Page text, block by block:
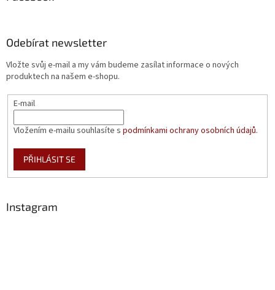
Odebírat newsletter
Vložte svůj e-mail a my vám budeme zasílat informace o nových
produktech na našem e-shopu.
E-mail
Vložením e-mailu souhlasíte s podmínkami ochrany osobních údajů.
PŘIHLÁSIT SE
Instagram